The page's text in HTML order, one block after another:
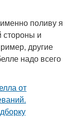
поливу я
стороны и
другие
надо всего